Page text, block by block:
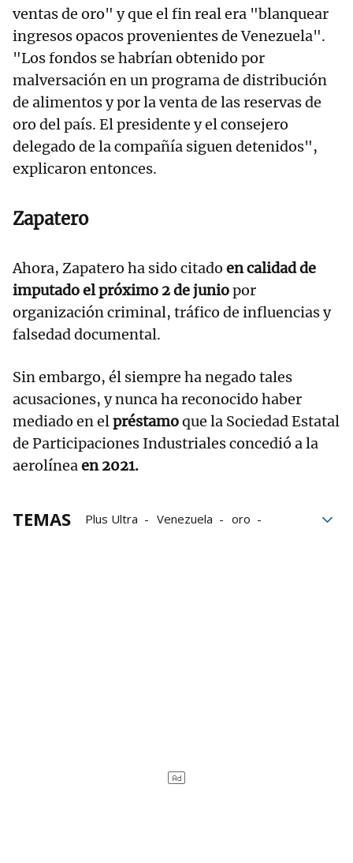
ventas de oro" y que el fin real era "blanquear
ingresos opacos provenientes de Venezuela".
"Los fondos se habrían obtenido por
malversación en un programa de distribución
de alimentos y por la venta de las reservas de
oro del país. El presidente y el consejero
delegado de la compañía siguen detenidos",
explicaron entonces.
Zapatero
Ahora, Zapatero ha sido citado en calidad de
imputado el próximo 2 de juniopor
organización criminal, tráfico de influencias y
falsedad documental.
Sin embargo, él siempre ha negado tales
acusaciones, y nunca ha reconocido haber
mediado en elpréstamoque la Sociedad Estatal
de Participaciones Industriales concedió a la
aerolíneaen 2021.
TEMAS Plus Ultra Venezuela
oro